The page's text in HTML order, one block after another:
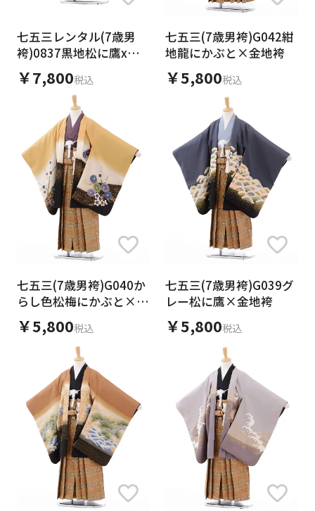
キャンセル 検索する
七五三レンタル(7歳男
袴)0837黒地松に鷹xグ
レーゴールド袴
￥7,800税込
七五三(7歳男袴)G042紺
地龍にかぶと×金地袴
￥5,800税込
七五三(7歳男袴)G040か
らし色松梅にかぶと×金
地袴
￥5,800税込
七五三(7歳男袴)G039グ
レー松に鷹×金地袴
￥5,800税込